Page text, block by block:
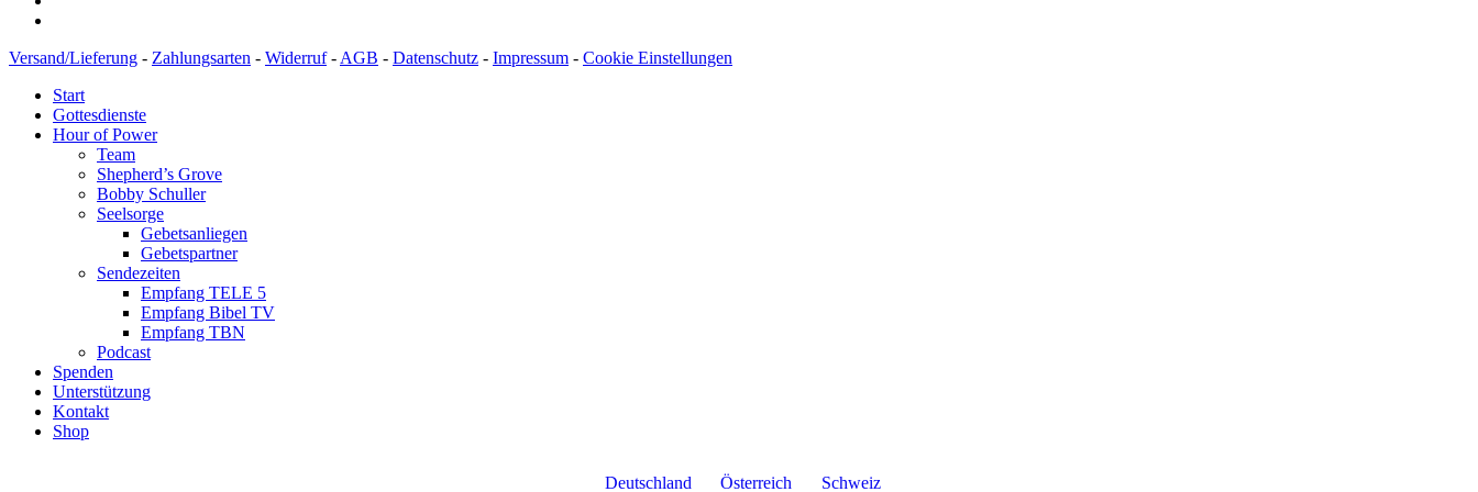
Versand/Lieferung - Zahlungsarten - Widerruf- AGB - Datenschutz - Impressum - Cookie Einstellungen
Start
Gottesdienste
Hour of Power
Team
Shepherd’s Grove
Bobby Schuller
Seelsorge
Gebetsanliegen
Gebetspartner
Sendezeiten
Empfang TELE 5
Empfang Bibel TV
Empfang TBN
Podcast
Spenden
Unterstützung
Kontakt
Shop
Deutschland Österreich Schweiz